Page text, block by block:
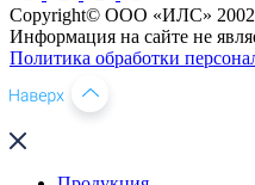
Copyright© ООО «ИЛС»
Информация на сайте не
Политика обработки